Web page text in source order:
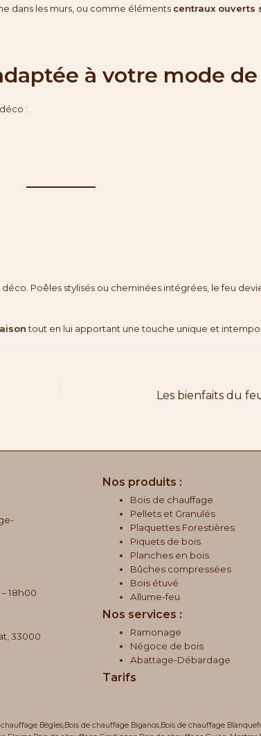
dans les murs, ou comme éléments centraux ouverts
à votre mode
:
déco. Poêles stylisés ou cheminées intégrées, le feu
tout en lui apportant une touche unique et
18h00
33000
Nos produits :
Bois de chauffage
Pellets et Granulés
Plaquettes Forestières
Piquets de bois
Planches en bois
Bûches compressées
Bois étuvé
Allume-feu
Nos services :
Ramonage
Négoce de bois
Abattage-Débardage
Tarifs
chauffage Bègles,Bois de chauffage Biganos,Bois de chauffage